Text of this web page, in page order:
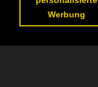
Werbung